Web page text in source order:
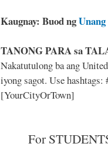
Kaugnay: Buod ng
TANONG PARA sa
Nakatutulong ba ang
iyong sagot. Use
[YourCityOrTown]
For